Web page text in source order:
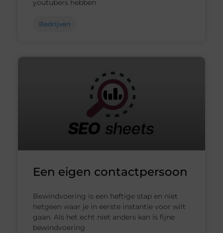
youtubers hebben
Bedrijven
Een eigen contactpersoon
Bewindvoering is een heftige stap en niet
hetgeen waar je in eerste instantie voor wilt
gaan. Als het echt niet anders kan is fijne
bewindvoering